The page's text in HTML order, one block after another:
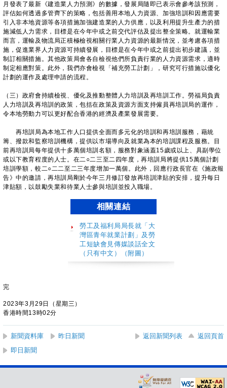
月發表了最新《建造業人力預測》的數據，發展局隨即已表示會參考該預測，
評估如何透過多管齊下的策略，包括善用本地人力資源、加強培訓和因應需要
引入非本地資源等各項措施加強建造業的人力供應，以及利用提升生產力的措
施減低人力需求，目標是在今年中或之前交代評估及提出整全策略。就運輸業
而言，運輸及物流局正積極檢視相關行業人力資源的最新情況，並考慮各項措
施，促進業界人力資源可持續發展，目標是在今年中或之前提出初步建議，並
制訂相關措施。其他政策局會各自檢視他們所負責行業的人力資源需求，適時
制定相應對策。此外，我們亦會檢視「補充勞工計劃」，研究可行措施以優化
計劃的運作及處理申請的流程。
（三）政府會持續檢視、優化及推動整體人力培訓及再培訓工作。勞福局負責
人力培訓及再培訓的政策，包括在政策及資源方面支持僱員再培訓局的運作，
令本地勞動力可以更好配合香港的經濟及產業發展需要。
再培訓局為本地工作人口提供全面而多元化的培訓和再培訓服務，藉統
籌、撥款和監察培訓機構，提供以市場導向及就業為本的培訓課程及服務。目
前再培訓局每年提供十多萬個培訓名額，服務對象涵蓋15歲或以上、具副學位
或以下教育程度的人士。在二○二三至二四年度，再培訓局將提供15萬個計劃
培訓學額，較二○二二至二三年度增加一萬個。此外，回應行政長官在《施政報
告》中的邀請，再培訓局剛於今年三月修訂發放再培訓津貼的安排，提升每日
津貼額，以鼓勵失業和待業人士參與培訓並投入職場。
相關連結
勞工及福利局局長就 「 大
灣區青年就業計劃 」 及勞
工短缺會見傳媒談話全文
（只有中文）（附圖）
完
2023年3月29日（星期三）
香港時間13時02分
新聞資料庫 昨日新聞 返回新聞列表
返回頁首
即日新聞